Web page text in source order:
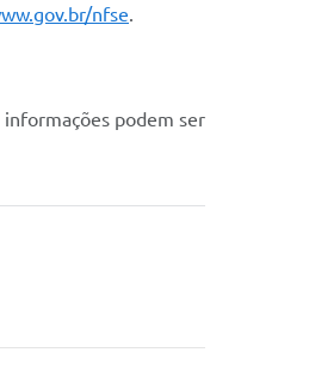
nfse.
podem ser